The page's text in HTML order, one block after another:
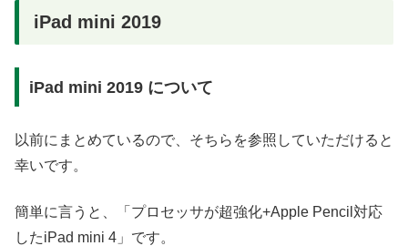
iPad mini 2019
iPad mini 2019 について
以前にまとめているので、そちらを参照していただけると
幸いです。
簡単に言うと、「プロセッサが超強化+Apple Pencil対応
したiPad mini 4」です。